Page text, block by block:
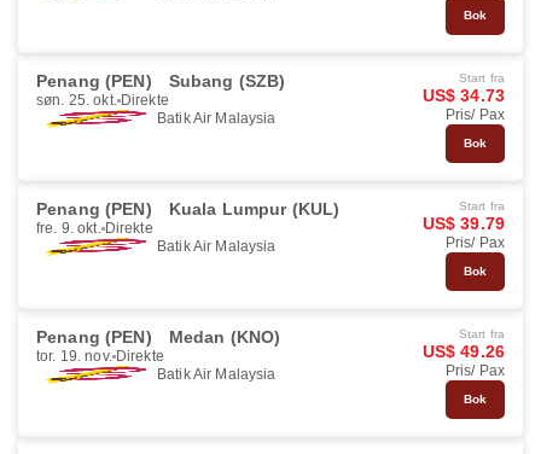
Bok
Penang (PEN) Subang (SZB)
søn. 25. okt. Direkte
Batik Air Malaysia
Start fra
US$ 34.73
Pris/ Pax
Bok
Penang (PEN) Kuala Lumpur (KUL)
fre. 9. okt. Direkte
Batik Air Malaysia
Start fra
US$ 39.79
Pris/ Pax
Bok
Penang (PEN) Medan (KNO)
tor. 19. nov. Direkte
Batik Air Malaysia
Start fra
US$ 49.26
Pris/ Pax
Bok